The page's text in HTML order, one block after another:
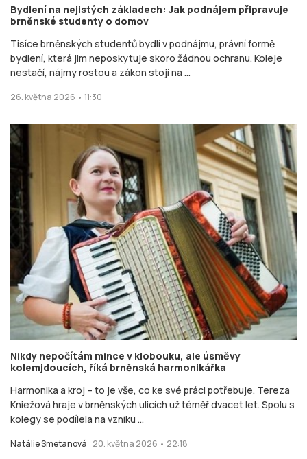
Bydlení na nejistých základech: Jak podnájem připravuje
brněnské studenty o domov
Tisíce brněnských studentů bydlí v podnájmu, právní formě
bydlení, která jim neposkytuje skoro žádnou ochranu. Koleje
nestačí, nájmy rostou a zákon stojí na ...
26. května 2026 • 11:30
Nikdy nepočítám mince v klobouku, ale úsměvy
kolemjdoucích, říká brněnská harmonikářka
Harmonika a kroj – to je vše, co ke své práci potřebuje. Tereza
Kniežová hraje v brněnských ulicích už téměř dvacet let. Spolu s
kolegy se podílela na vzniku ...
Natálie Smetanová 20. května 2026 • 22:18